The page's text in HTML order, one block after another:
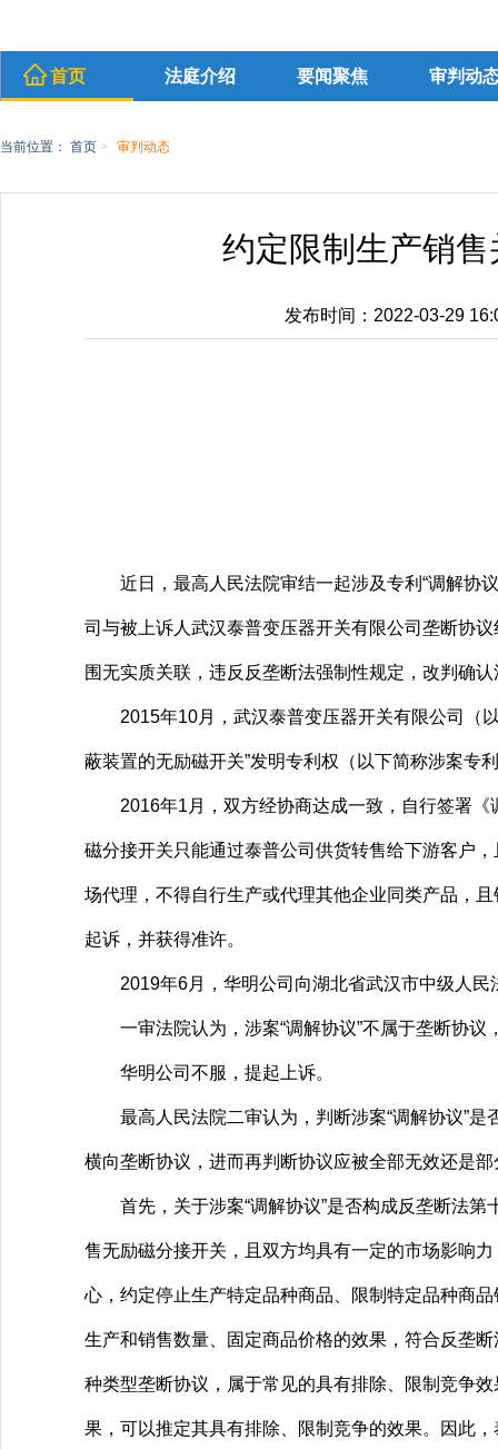
首页 法庭介绍 要闻聚焦 审判动
当前位置： 首页 > 审判动态
约定限制生产销售
发布时间：2022-03-29
近日，最高人民法院审结一起涉及专利“调解协议
司与被上诉人武汉泰普变压器开关有限公司垄断协
围无实质关联，违反反垄断法强制性规定，改判确认
2015年10月，武汉泰普变压器开关有限公司（以
蔽装置的无励磁开关”发明专利权（以下简称涉案专
2016年1月，双方经协商达成一致，自行签署《
磁分接开关只能通过泰普公司供货转售给下游客户
场代理，不得自行生产或代理其他企业同类产品，
起诉，并获得准许。
2019年6月，华明公司向湖北省武汉市中级人民
一审法院认为，涉案“调解协议”不属于垄断协议
华明公司不服，提起上诉。
最高人民法院二审认为，判断涉案“调解协议”是
横向垄断协议，进而再判断协议应被全部无效还是部
首先，关于涉案“调解协议”是否构成反垄断法第
售无励磁分接开关，且双方均具有一定的市场影响
心，约定停止生产特定品种商品、限制特定品种商
生产和销售数量、固定商品价格的效果，符合反垄
种类型垄断协议，属于常见的具有排除、限制竞争
果，可以推定其具有排除、限制竞争的效果。因此